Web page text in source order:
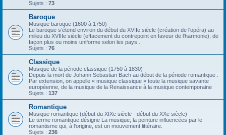
Sujets : 73
Baroque
Musique baroque (1600 à 1750)
Le baroque s’étend environ du début du XVIIe siècle (création de l'opéra) au
milieu du XVIIIe siècle (effacement du contrepoint en faveur de l'harmonie), de
façon plus ou moins uniforme selon les pays .
Sujets : 76
Classique
Musique de la période classique (1750 à 1830)
Depuis la mort de Johann Sebastian Bach au début de la période romantique .
Par extension, on appelle « musique classique » toute la musique savante
européenne, de la musique de la Renaissance à la musique contemporaine
Sujets : 137
Romantique
Musique romantique (début du XIXe siècle - début du XXe siècle)
Le terme romantique désigne La musique, la peinture influencées par le
romantisme qui, à l'origine, est un mouvement littéraire.
Sujets : 236